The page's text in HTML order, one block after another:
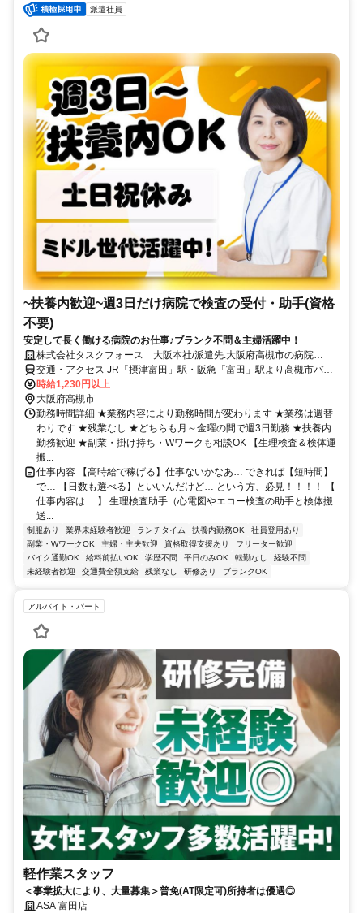
派遣社員
~扶養内歓迎~週3日だけ病院で検査の受付・助手(資格
不要)
安定して長く働ける病院のお仕事♪ブランク不問＆主婦活躍中！
株式会社タスクフォース 大阪本社/派遣先:大阪府高槻市の病院
(20240726_147)
交通・アクセス JR「摂津富田」駅・阪急「富田」駅より高槻市バス
「日赤病院前」下車すぐ
時給1,230円以上
大阪府高槻市
勤務時間詳細 ★業務内容により勤務時間が変わります ★業務は週替
わりです ★残業なし ★どちらも月～金曜の間で週3日勤務 ★扶養内
勤務歓迎 ★副業・掛け持ち・Wワークも相談OK 【生理検査＆検体運
搬...
仕事内容 【高時給で稼げる】仕事ないかなあ… できれば【短時間】
で… 【日数も選べる】といいんだけど… という方、必見！！！！ 【
仕事内容は… 】 生理検査助手（心電図やエコー検査の助手と検体搬
送...
制服あり 業界未経験者歓迎 ランチタイム 扶養内勤務OK
社員登用あり
副業・WワークOK
主婦・主夫歓迎 資格取得支援あり
フリーター歓迎
バイク通勤OK
給料前払いOK 学歴不問 平日のみOK 転勤なし
経験不問
未経験者歓迎
交通費全額支給 残業なし 研修あり ブランクOK
アルバイト・パート
軽作業スタッフ
＜事業拡大により、大量募集＞普免(AT限定可)所持者は優遇◎
ASA 富田店